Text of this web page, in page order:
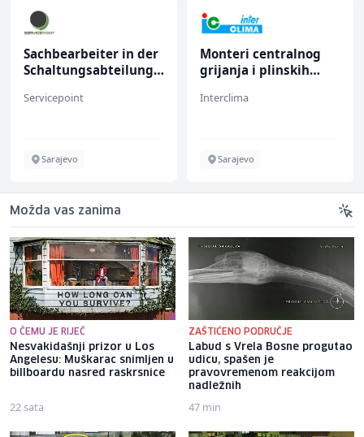
Sachbearbeiter in der
Schaltungsabteilung
Servicepoint
Sarajevo
Monteri centralnog
grijanja i plinskih
Interclima
Sarajevo
Možda vas zanima
O ČEMU JE RIJEČ
Nesvakidašnji prizor u Los
Angelesu: Muškarac snimljen u
billboardu nasred raskrsnice
22 sata
ZAŠTIĆENO PODRUČJE
Labud s Vrela Bosne progutao
udicu, spašen je
pravovremenom reakcijom
nadležnih
47 min